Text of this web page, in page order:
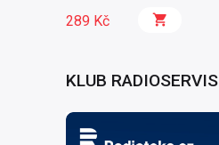
289 Kč
KLUB RADIOSERVIS